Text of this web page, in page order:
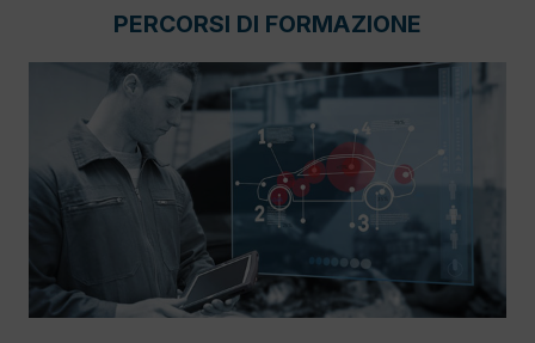
PERCORSI DI FORMAZIONE